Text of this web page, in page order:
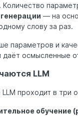
Количество
— на
слову за раз.
параметров и
даёт осмысленные
LLM
проходит в три
обучение